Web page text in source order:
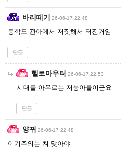
바리떼기 26-06-17 22:48
동학도 관아에서 저짓해서 터진거임
답글
헬로마우터 26-06-17 22:53
시대를 아우르는 저능아들이군요
답글
양뀌 26-06-17 22:48
이기주의는 쳐 맞아야